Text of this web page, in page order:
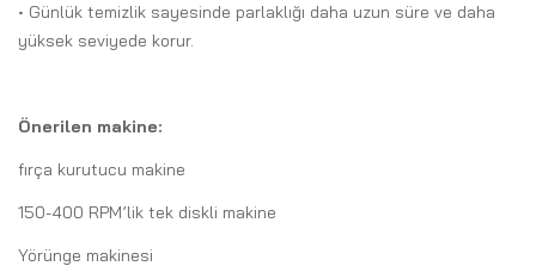
• Günlük temizlik sayesinde parlaklığı daha uzun süre ve daha
yüksek seviyede korur.
Önerilen makine:
fırça kurutucu makine
150-400 RPM’lik tek diskli makine
Yörünge makinesi